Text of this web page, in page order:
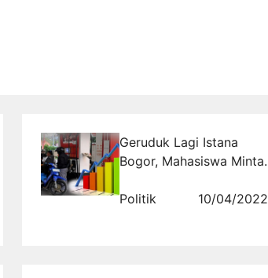
Geruduk Lagi Istana
Bogor, Mahasiswa Minta
Ulang Kenaikan BBM dan
Politik 10/04/2022